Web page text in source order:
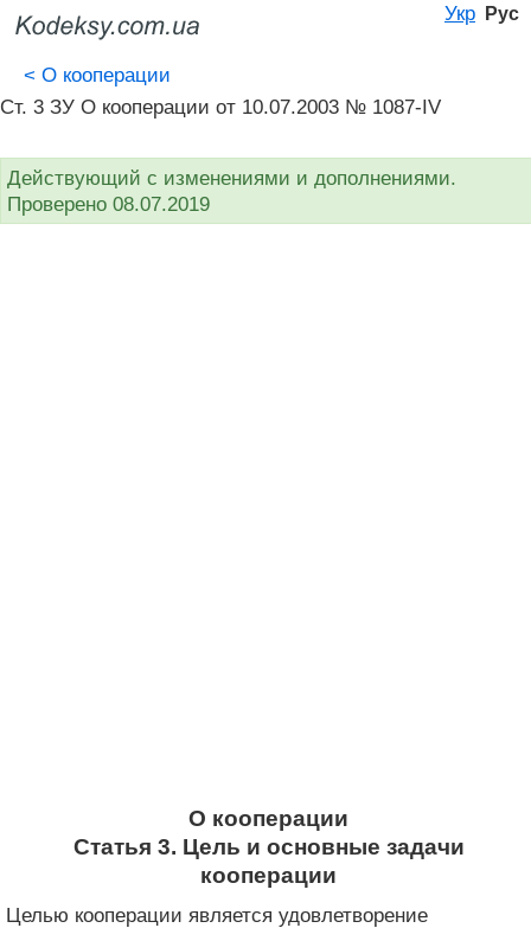
Укр Рус
< О кооперации
Ст. 3 ЗУ О кооперации от 10.07.2003 № 1087-IV
Действующий с изменениями и дополнениями.
Проверено 08.07.2019
О кооперации
Статья 3. Цель и основные задачи
кооперации
Целью кооперации является удовлетворение